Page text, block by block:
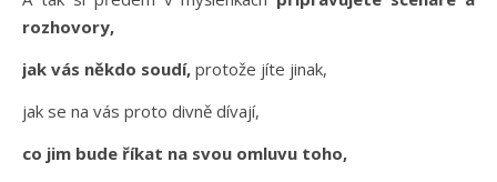
rozhovory,
jak vás někdo soudí, protože jíte jinak,
jak se na vás proto divně dívají,
co jim bude říkat na svou omluvu toho,